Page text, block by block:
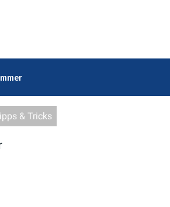
& Tricks